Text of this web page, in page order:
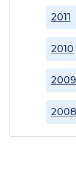
2008
2009
2010
2011